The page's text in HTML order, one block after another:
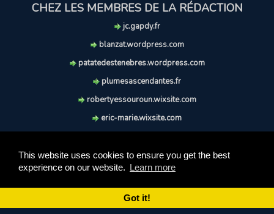
This website uses cookies to ensure you get the best
experience on our website. Learn more
Got it!
CHEZ LES MEMBRES DE LA RÉDACTION
jc.gapdy.fr
blanzat.wordpress.com
patatedestenebres.wordpress.com
plumesascendantes.fr
robertyessouroun.wixsite.com
eric-marie.wixsite.com
soufflereve.blogspot.com
Ce site est réalisé et maintenu avec coeur et passion.